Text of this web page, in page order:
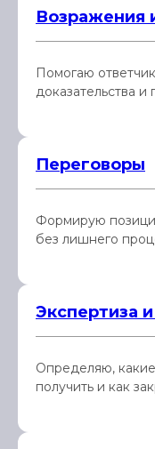
Возражения
Помогаю
доказательства
Переговоры
Формирую
без лишнего
Экспертиза
Определяю,
получить и как